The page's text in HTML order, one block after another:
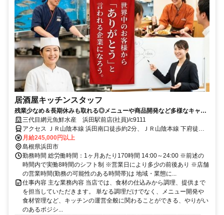
居酒屋キッチンスタッフ
残業少なめ＆長期休みも取れる◎メニューや商品開発など多様なキャリ
アパス！飲食未経験もOK◎
三代目網元魚鮮水産 浜田駅前店(社員)/c9111
アクセス ＪＲ山陰本線 浜田南口徒歩約2分、ＪＲ山陰本線 下府徒歩
約51分、ＪＲ山陰本線 西浜田徒歩約70分 浜田駅より徒歩2分 ★車通
勤可/駐車場有
月給245,000円以上
島根県浜田市
勤務時間 総労働時間：1ヶ月あたり170時間 14:00～24:00 ※前述の
時間内で実働8時間のシフト制 ※営業日により多少の前後あり ※店舗
の営業時間(勤務の可能性のある時間帯)は 地域・業態に...
仕事内容 主な業務内容 当店では、食材の仕込みから調理、提供まで
を担当していただきます。 単なる調理だけでなく、メニュー開発や
食材管理など、キッチンの運営全般に関わることができる、やりがい
のあるポジシ...